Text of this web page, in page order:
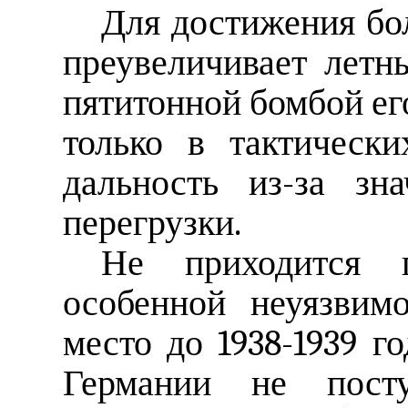
Для достижения
преувеличивает
пятитонной бомбой
только в
дальность из-за
перегрузки.
Не приходится
особенной
место до 1938-1939
Германии не